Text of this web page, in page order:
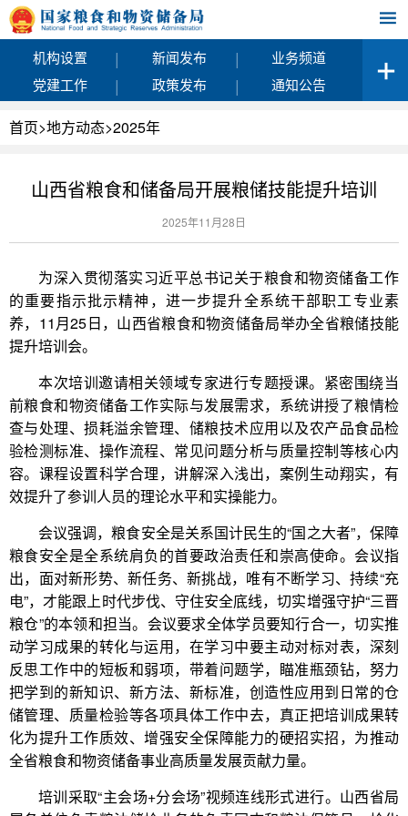
机构设置 | 新闻发布 |
业务频道
党建工作
| 政策发布 | 通知公告
首页>地方动态>2025年
山西省粮食和储备局开展粮储技能提升培训
2025年11月28日
为深入贯彻落实习近平总书记关于粮食和物资储备工作
的重要指示批示精神，进一步提升全系统干部职工专业素
养，11月25日，山西省粮食和物资储备局举办全省粮储技能
提升培训会。
本次培训邀请相关领域专家进行专题授课。紧密围绕当
前粮食和物资储备工作实际与发展需求，系统讲授了粮情检
查与处理、损耗溢余管理、储粮技术应用以及农产品食品检
验检测标准、操作流程、常见问题分析与质量控制等核心内
容。课程设置科学合理，讲解深入浅出，案例生动翔实，有
效提升了参训人员的理论水平和实操能力。
会议强调，粮食安全是关系国计民生的“国之大者”，保障
粮食安全是全系统肩负的首要政治责任和崇高使命。会议指
出，面对新形势、新任务、新挑战，唯有不断学习、持续“充
电”，才能跟上时代步伐、守住安全底线，切实增强守护“三晋
粮仓”的本领和担当。会议要求全体学员要知行合一，切实推
动学习成果的转化与运用，在学习中要主动对标对表，深刻
反思工作中的短板和弱项，带着问题学，瞄准瓶颈钻，努力
把学到的新知识、新方法、新标准，创造性应用到日常的仓
储管理、质量检验等各项具体工作中去，真正把培训成果转
化为提升工作质效、增强安全保障能力的硬招实招，为推动
全省粮食和物资储备事业高质量发展贡献力量。
培训采取“主会场+分会场”视频连线形式进行。山西省局